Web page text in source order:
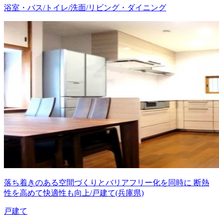
浴室・バス/トイレ/洗面/リビング・ダイニング
落ち着きのある空間づくりとバリアフリー化を同時に 断熱
性を高めて快適性も向上/戸建て(兵庫県)
戸建て